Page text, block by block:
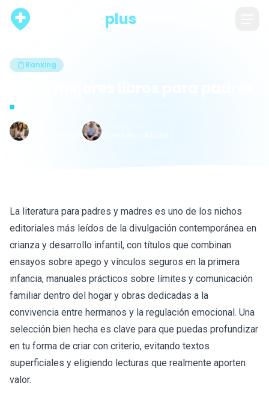
plus
Ranking
La literatura para padres y madres es uno de los nichos
editoriales más leídos de la divulgación contemporánea en
crianza y desarrollo infantil, con títulos que combinan
ensayos sobre apego y vínculos seguros en la primera
infancia, manuales prácticos sobre límites y comunicación
familiar dentro del hogar y obras dedicadas a la
convivencia entre hermanos y la regulación emocional. Una
selección bien hecha es clave para que puedas profundizar
en tu forma de criar con criterio, evitando textos
superficiales y eligiendo lecturas que realmente aporten
valor.